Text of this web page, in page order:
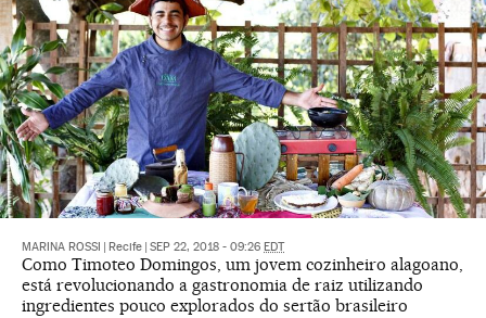
MARINA ROSSI Recife SEP 22, 2018 - 09:26 EDT
Como Timoteo Domingos, um jovem cozinheiro alagoano,
está revolucionando a gastronomia de raiz utilizando
ingredientes pouco explorados do sertão brasileiro